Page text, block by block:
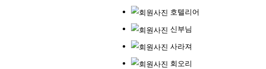
호텔리어
신부님
사라져
회오리